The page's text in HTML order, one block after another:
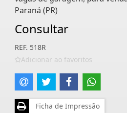
Paraná (PR)
Consultar
REF. 518R
Adicionar ao favoritos
Ficha de Impressão